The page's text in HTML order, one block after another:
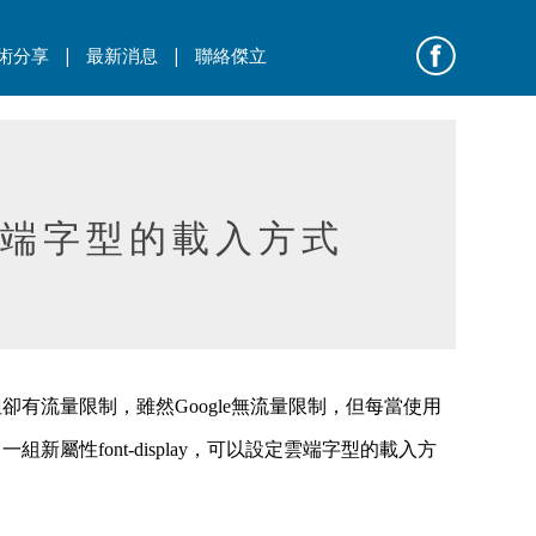
分享| 最新消息 | 聯絡傑立
字型的載入方式
有流量限制，雖然Google無流量限制，但每當使用
組新屬性font-display，可以設定雲端字型的載入方